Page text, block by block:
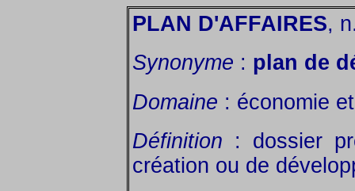
PLAN D'AFFAIRES,
Synonyme : plan de
Domaine : économie
Définition : dossier
création ou de